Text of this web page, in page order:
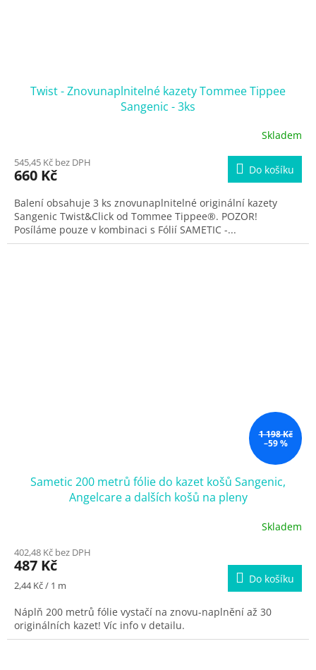
Twist - Znovunaplnitelné kazety Tommee Tippee
Sangenic - 3ks
Skladem
545,45 Kč bez DPH
660 Kč Do košíku
Balení obsahuje 3 ks znovunaplnitelné originální kazety
Sangenic Twist&Click od Tommee Tippee®. POZOR!
Posíláme pouze v kombinaci s Fólií SAMETIC -...
1 198 Kč
–59 %
Sametic 200 metrů fólie do kazet košů Sangenic,
Angelcare a dalších košů na pleny
Skladem
402,48 Kč bez DPH
487 Kč
Měrná
2,44 Kč / 1 m Do košíku
Náplň 200 metrů fólie vystačí na znovu-naplnění až 30
originálních kazet! Víc info v detailu.